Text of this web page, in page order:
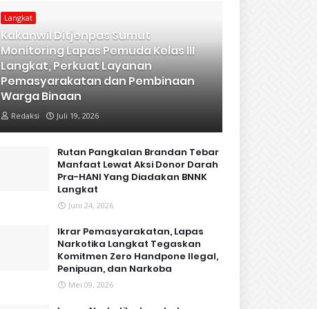
Langkat
Kakanwil Ditjenpas Sumut
Monitoring Lapas Pemuda Kelas III
Langkat, Perkuat Layanan
Pemasyarakatan dan Pembinaan
Warga Binaan
Redaksi Juli 19, 2026
Rutan Pangkalan Brandan Tebar
Manfaat Lewat Aksi Donor Darah
Pra-HANI Yang Diadakan BNNK
Langkat
Juni 24, 2026
Ikrar Pemasyarakatan, Lapas
Narkotika Langkat Tegaskan
Komitmen Zero Handpone llegal,
Penipuan, dan Narkoba
Mei 09, 2026